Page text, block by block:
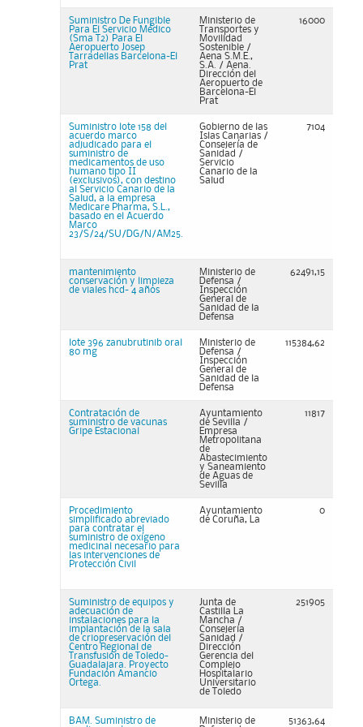
Suministro De Fungible
Para El Servicio Médico
(Sma T2) Para El
Aeropuerto Josep
Tarradellas Barcelona-El
Prat
Ministerio de
Transportes y
Movilidad
Sostenible /
Aena S.M.E.,
S.A. / Aena.
Dirección del
Aeropuerto de
Barcelona-El
Prat
16000
Suministro lote 158 del
acuerdo marco
adjudicado para el
suministro de
medicamentos de uso
humano tipo II
(exclusivos), con destino
al Servicio Canario de la
Salud, a la empresa
Medicare Pharma, S.L.,
basado en el Acuerdo
Marco
23/S/24/SU/DG/N/AM25.
Gobierno de las
Islas Canarias /
Consejería de
Sanidad /
Servicio
Canario de la
Salud
7104
mantenimiento
conservación y limpieza
de viales hcd- 4 años
Ministerio de
Defensa /
Inspección
General de
Sanidad de la
Defensa
62491,15
lote 396 zanubrutinib oral
80 mg
Ministerio de
Defensa /
Inspección
General de
Sanidad de la
Defensa
115384,62
Contratación de
suministro de vacunas
Gripe Estacional
Ayuntamiento
de Sevilla /
Empresa
Metropolitana
de
Abastecimiento
y Saneamiento
de Aguas de
Sevilla
11817
Procedimiento
simplificado abreviado
para contratar el
suministro de oxígeno
medicinal necesario para
las intervenciones de
Protección Civil
Ayuntamiento
de Coruña, La
0
Suministro de equipos y
adecuación de
instalaciones para la
implantación de la sala
de criopreservación del
Centro Regional de
Transfusión de Toledo-
Guadalajara. Proyecto
Fundación Amancio
Ortega.
Junta de
Castilla La
Mancha /
Consejería
Sanidad /
Dirección
Gerencia del
Complejo
Hospitalario
Universitario
de Toledo
251905
BAM. Suministro de
Ministerio de
51363,64